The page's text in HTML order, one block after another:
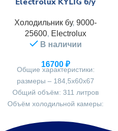
Холодильник бу, 9000-
25600, Electrolux
В наличии
16700 ₽
Общие характеристики:
размеры – 184,5х60х67
Общий объём: 311 литров
Объём холодильной камеры:
Объём морозильной